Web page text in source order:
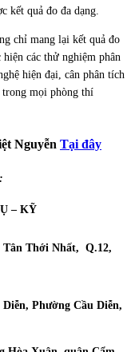
kết quả đo đa dạng.
chỉ mang lại kết quả đo
các thử nghiệm phân
hiện đại, cân phân tích
trong mọi phòng thí
Nguyễn Tại đây
– KỸ
Tân Thới Nhất, Q.12,
Phường Cầu Diễn,